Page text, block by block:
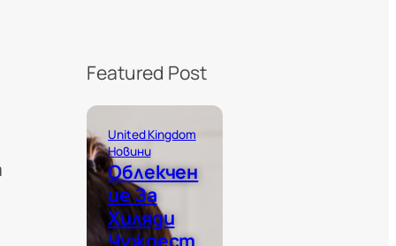
Featured Post
United Kingdom
Новини
Облекчен
Ие За
Хиляди
Чуждест